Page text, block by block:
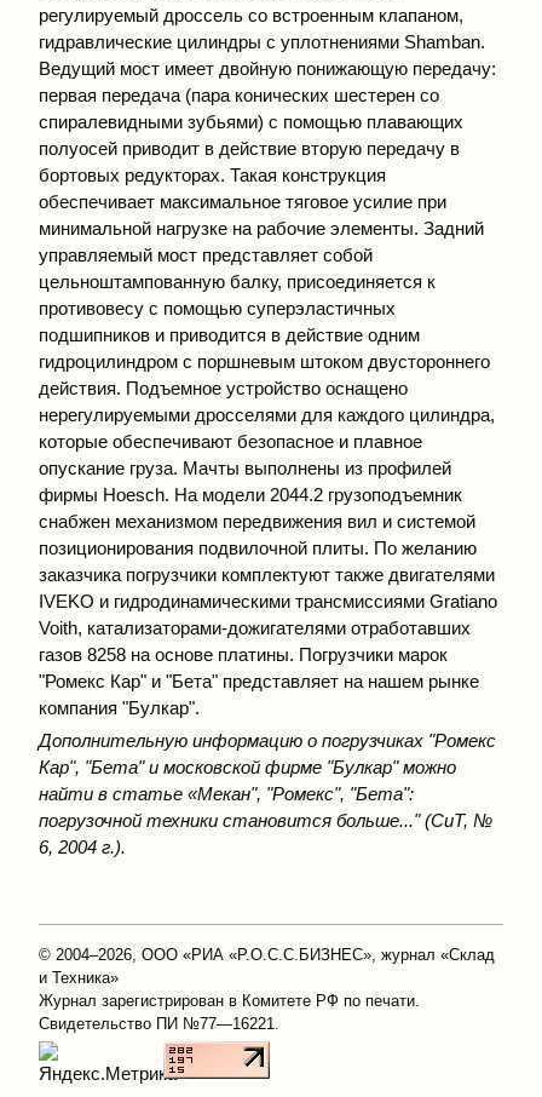
регулируемый дроссель со встроенным клапаном,
гидравлические цилиндры с уплотнениями Shamban.
Ведущий мост имеет двойную понижающую передачу:
первая передача (пара конических шестерен со
спиралевидными зубьями) с помощью плавающих
полуосей приводит в действие вторую передачу в
бортовых редукторах. Такая конструкция
обеспечивает максимальное тяговое усилие при
минимальной нагрузке на рабочие элементы. Задний
управляемый мост представляет собой
цельноштампованную балку, присоединяется к
противовесу с помощью суперэластичных
подшипников и приводится в действие одним
гидроцилиндром с поршневым штоком двустороннего
действия. Подъемное устройство оснащено
нерегулируемыми дросселями для каждого цилиндра,
которые обеспечивают безопасное и плавное
опускание груза. Мачты выполнены из профилей
фирмы Hoesch. На модели 2044.2 грузоподъемник
снабжен механизмом передвижения вил и системой
позиционирования подвилочной плиты. По желанию
заказчика погрузчики комплектуют также двигателями
IVEKO и гидродинамическими трансмиссиями Gratiano
Voith, катализаторами-дожигателями отработавших
газов 8258 на основе платины. Погрузчики марок
"Ромекс Кар" и "Бета" представляет на нашем рынке
компания "Булкар".
Дополнительную информацию о погрузчиках "Ромекс
Кар", "Бета" и московской фирме "Булкар" можно
найти в статье «Мекан", "Ромекс", "Бета":
погрузочной техники становится больше..." (СиТ, №
6, 2004 г.).
© 2004–2026, ООО «РИА «Р.О.С.С.БИЗНЕС», журнал «Склад
и Техника»
Журнал зарегистрирован в Комитете РФ по печати.
Свидетельство ПИ №77—16221.